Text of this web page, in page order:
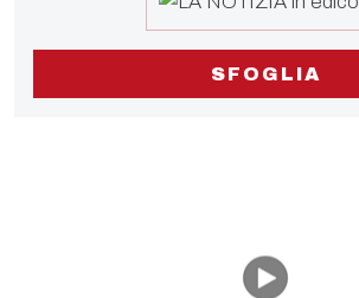
SFOGLIA